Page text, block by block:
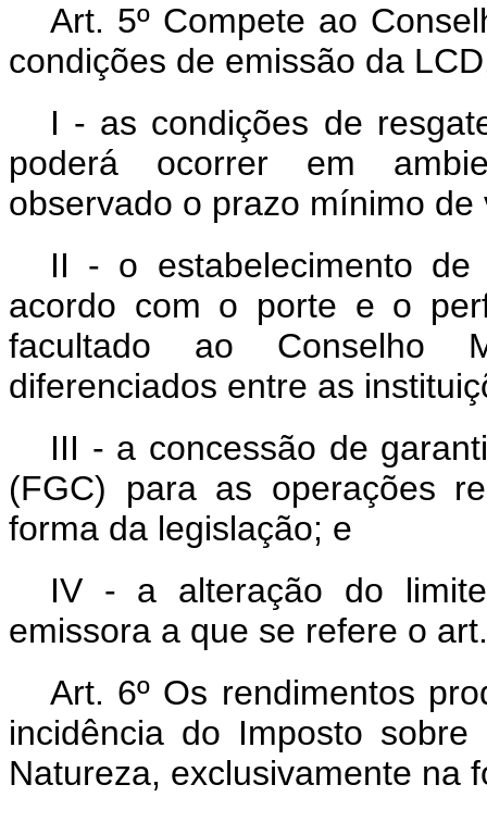
Art. 5º Compete ao
condições de emissão da
I - as condições de
poderá ocorrer em
observado o prazo mínimo de
II - o estabelecimento de
acordo com o porte e o
facultado ao Conselho
diferenciados entre as
III - a concessão de
(FGC) para as operações
forma da legislação; e
IV - a alteração do
emissora a que se refere o
Art. 6º Os rendimentos
incidência do Imposto
Natureza, exclusivamente na